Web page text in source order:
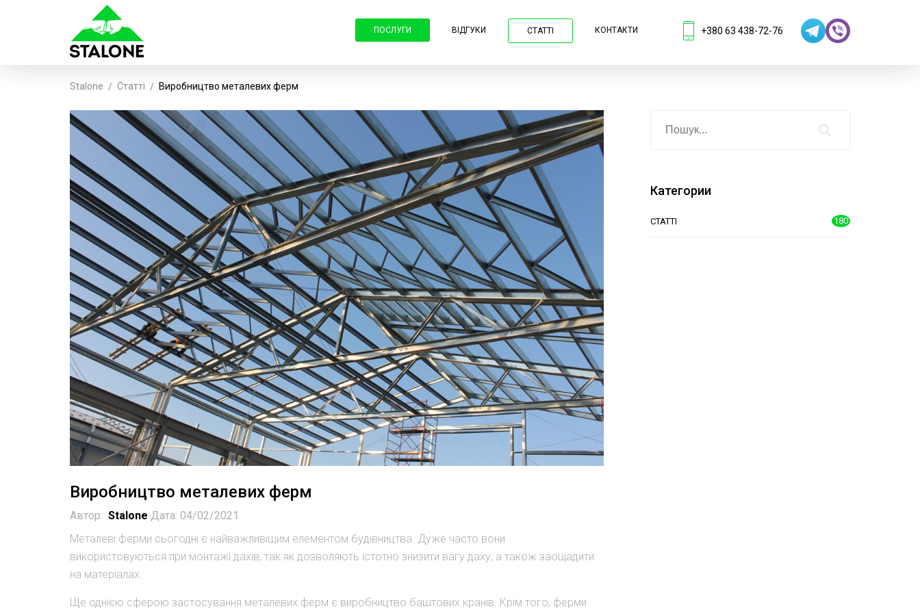
ПОСЛУГИ ВІДГУКИ СТАТТІ КОНТАКТИ +380 63 438-72-76
Stalone Статті Виробництво металевих ферм
Виробництво металевих ферм
Автор: Stalone Дата: 04/02/2021
Металеві ферми сьогодні є найважливішим елементом будівництва. Дуже часто вони
використовуються при монтажі дахів, так як дозволяють істотно знизити вагу даху, а також заощадити
на матеріалах.
Ще однією сферою застосування металевих ферм є виробництво баштових кранів. Крім того, ферми
Категории
СТАТТІ 180